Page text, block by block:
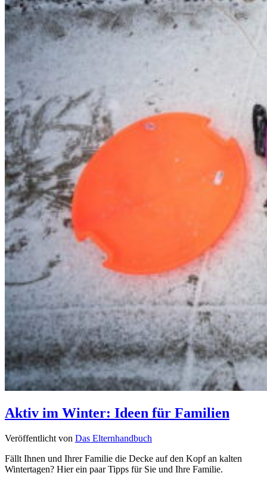
Aktiv im Winter: Ideen für Familien
Veröffentlicht von Das Elternhandbuch
Fällt Ihnen und Ihrer Familie die Decke auf den Kopf an kalten
Wintertagen? Hier ein paar Tipps für Sie und Ihre Familie.